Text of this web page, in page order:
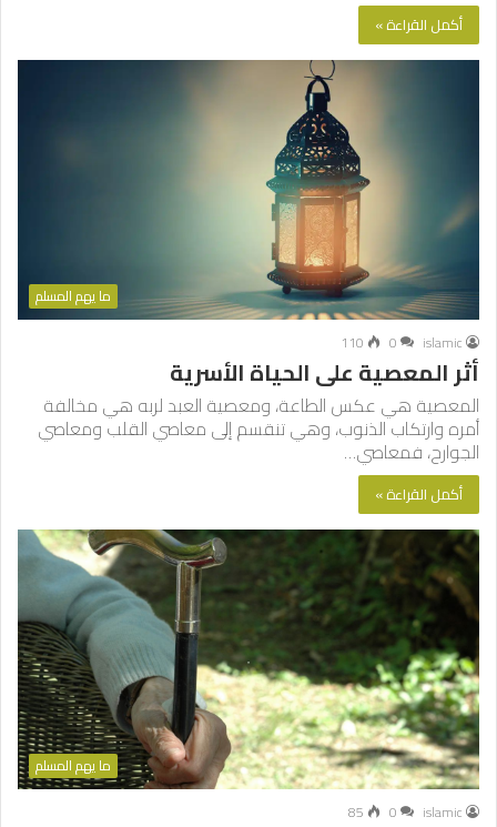
أكمل القراءة »
ما يهم المسلم
islamic
0
110
أثر المعصية على الحياة الأسرية
المعصية هي عكس الطاعة، ومعصية العبد لربه هي مخالفة
أمره وارتكاب الذنوب، وهي تنقسم إلى معاصي القلب ومعاصي
الجوارح، فمعاصي…
أكمل القراءة »
ما يهم المسلم
islamic
0
85